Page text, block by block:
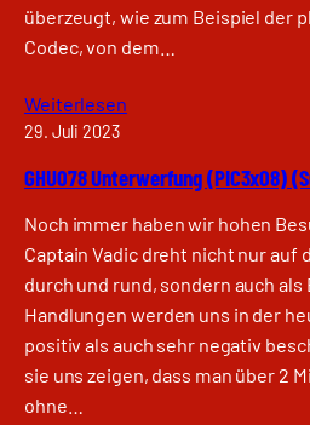
überzeugt, wie zum Beispiel der
Codec, von dem…
Weiterlesen
29. Juli 2023
GHU078 Unterwerfung (PIC3x08)
Noch immer haben wir hohen
Captain Vadic dreht nicht nur auf
durch und rund, sondern auch
Handlungen werden uns in der
positiv als auch sehr negativ
sie uns zeigen, dass man über 2
ohne…